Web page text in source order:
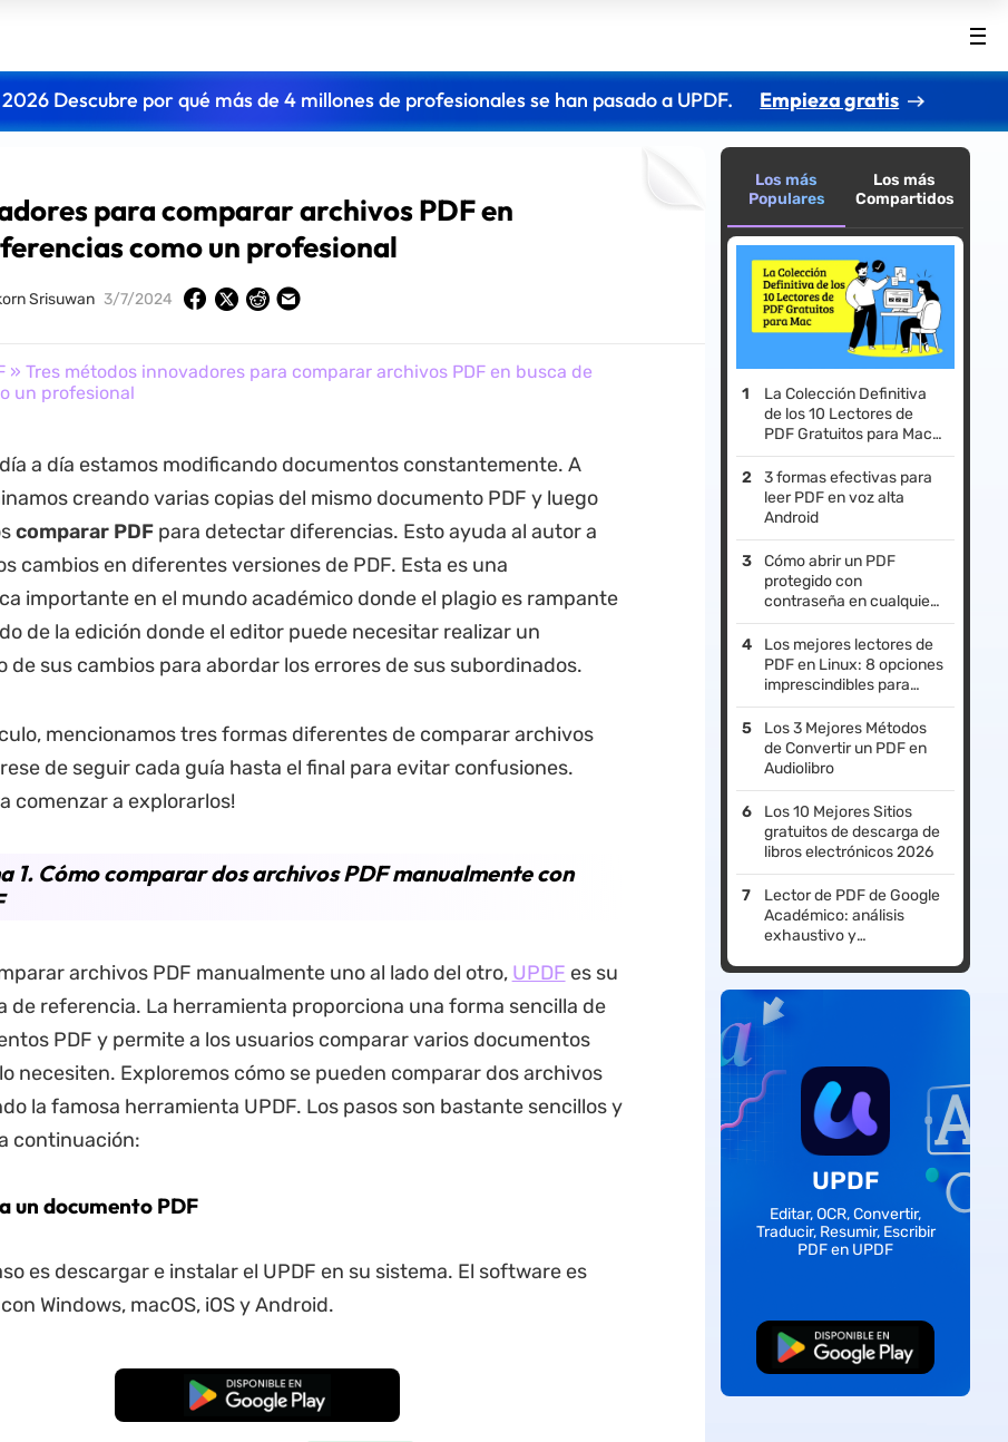
Descubre por qué más de 4 millones de profesionales se han pasado a UPDF. Empieza gratis
para comparar archivos PDF en
como un profesional
Srisuwan 3/7/2024
» Tres métodos innovadores para comparar archivos PDF en busca de
un profesional
a día estamos modificando documentos constantemente. A
creando varias copias del mismo documento PDF y luego
comparar PDF para detectar diferencias. Esto ayuda al autor a
cambios en diferentes versiones de PDF. Esta es una
importante en el mundo académico donde el plagio es rampante
de la edición donde el editor puede necesitar realizar un
de sus cambios para abordar los errores de sus subordinados.
mencionamos tres formas diferentes de comparar archivos
de seguir cada guía hasta el final para evitar confusiones.
comenzar a explorarlos!
1. Cómo comparar dos archivos PDF manualmente con
archivos PDF manualmente uno al lado del otro, UPDF es su
de referencia. La herramienta proporciona una forma sencilla de
PDF y permite a los usuarios comparar varios documentos
necesiten. Exploremos cómo se pueden comparar dos archivos
la famosa herramienta UPDF. Los pasos son bastante sencillos y
continuación:
un documento PDF
es descargar e instalar el UPDF en su sistema. El software es
Windows, macOS, iOS y Android.
Descarga Gratuita
Los más
Populares
Los más
Compartidos
La Colección Definitiva
de los 10 Lectores de
PDF Gratuitos para Mac (
Compatibles con macOS
Tahoe)
3 formas efectivas para
leer PDF en voz alta
Android
Cómo abrir un PDF
protegido con
contraseña en cualquier
dispositivo
Los mejores lectores de
PDF en Linux: 8 opciones
imprescindibles para
2026
Los 3 Mejores Métodos
de Convertir un PDF en
Audiolibro
Los 10 Mejores Sitios
gratuitos de descarga de
libros electrónicos 2026
Lector de PDF de Google
Académico: análisis
exhaustivo y
UPDF
Editar, OCR, Convertir,
Traducir, Resumir, Escribir
PDF en UPDF
Descarga Gratuita